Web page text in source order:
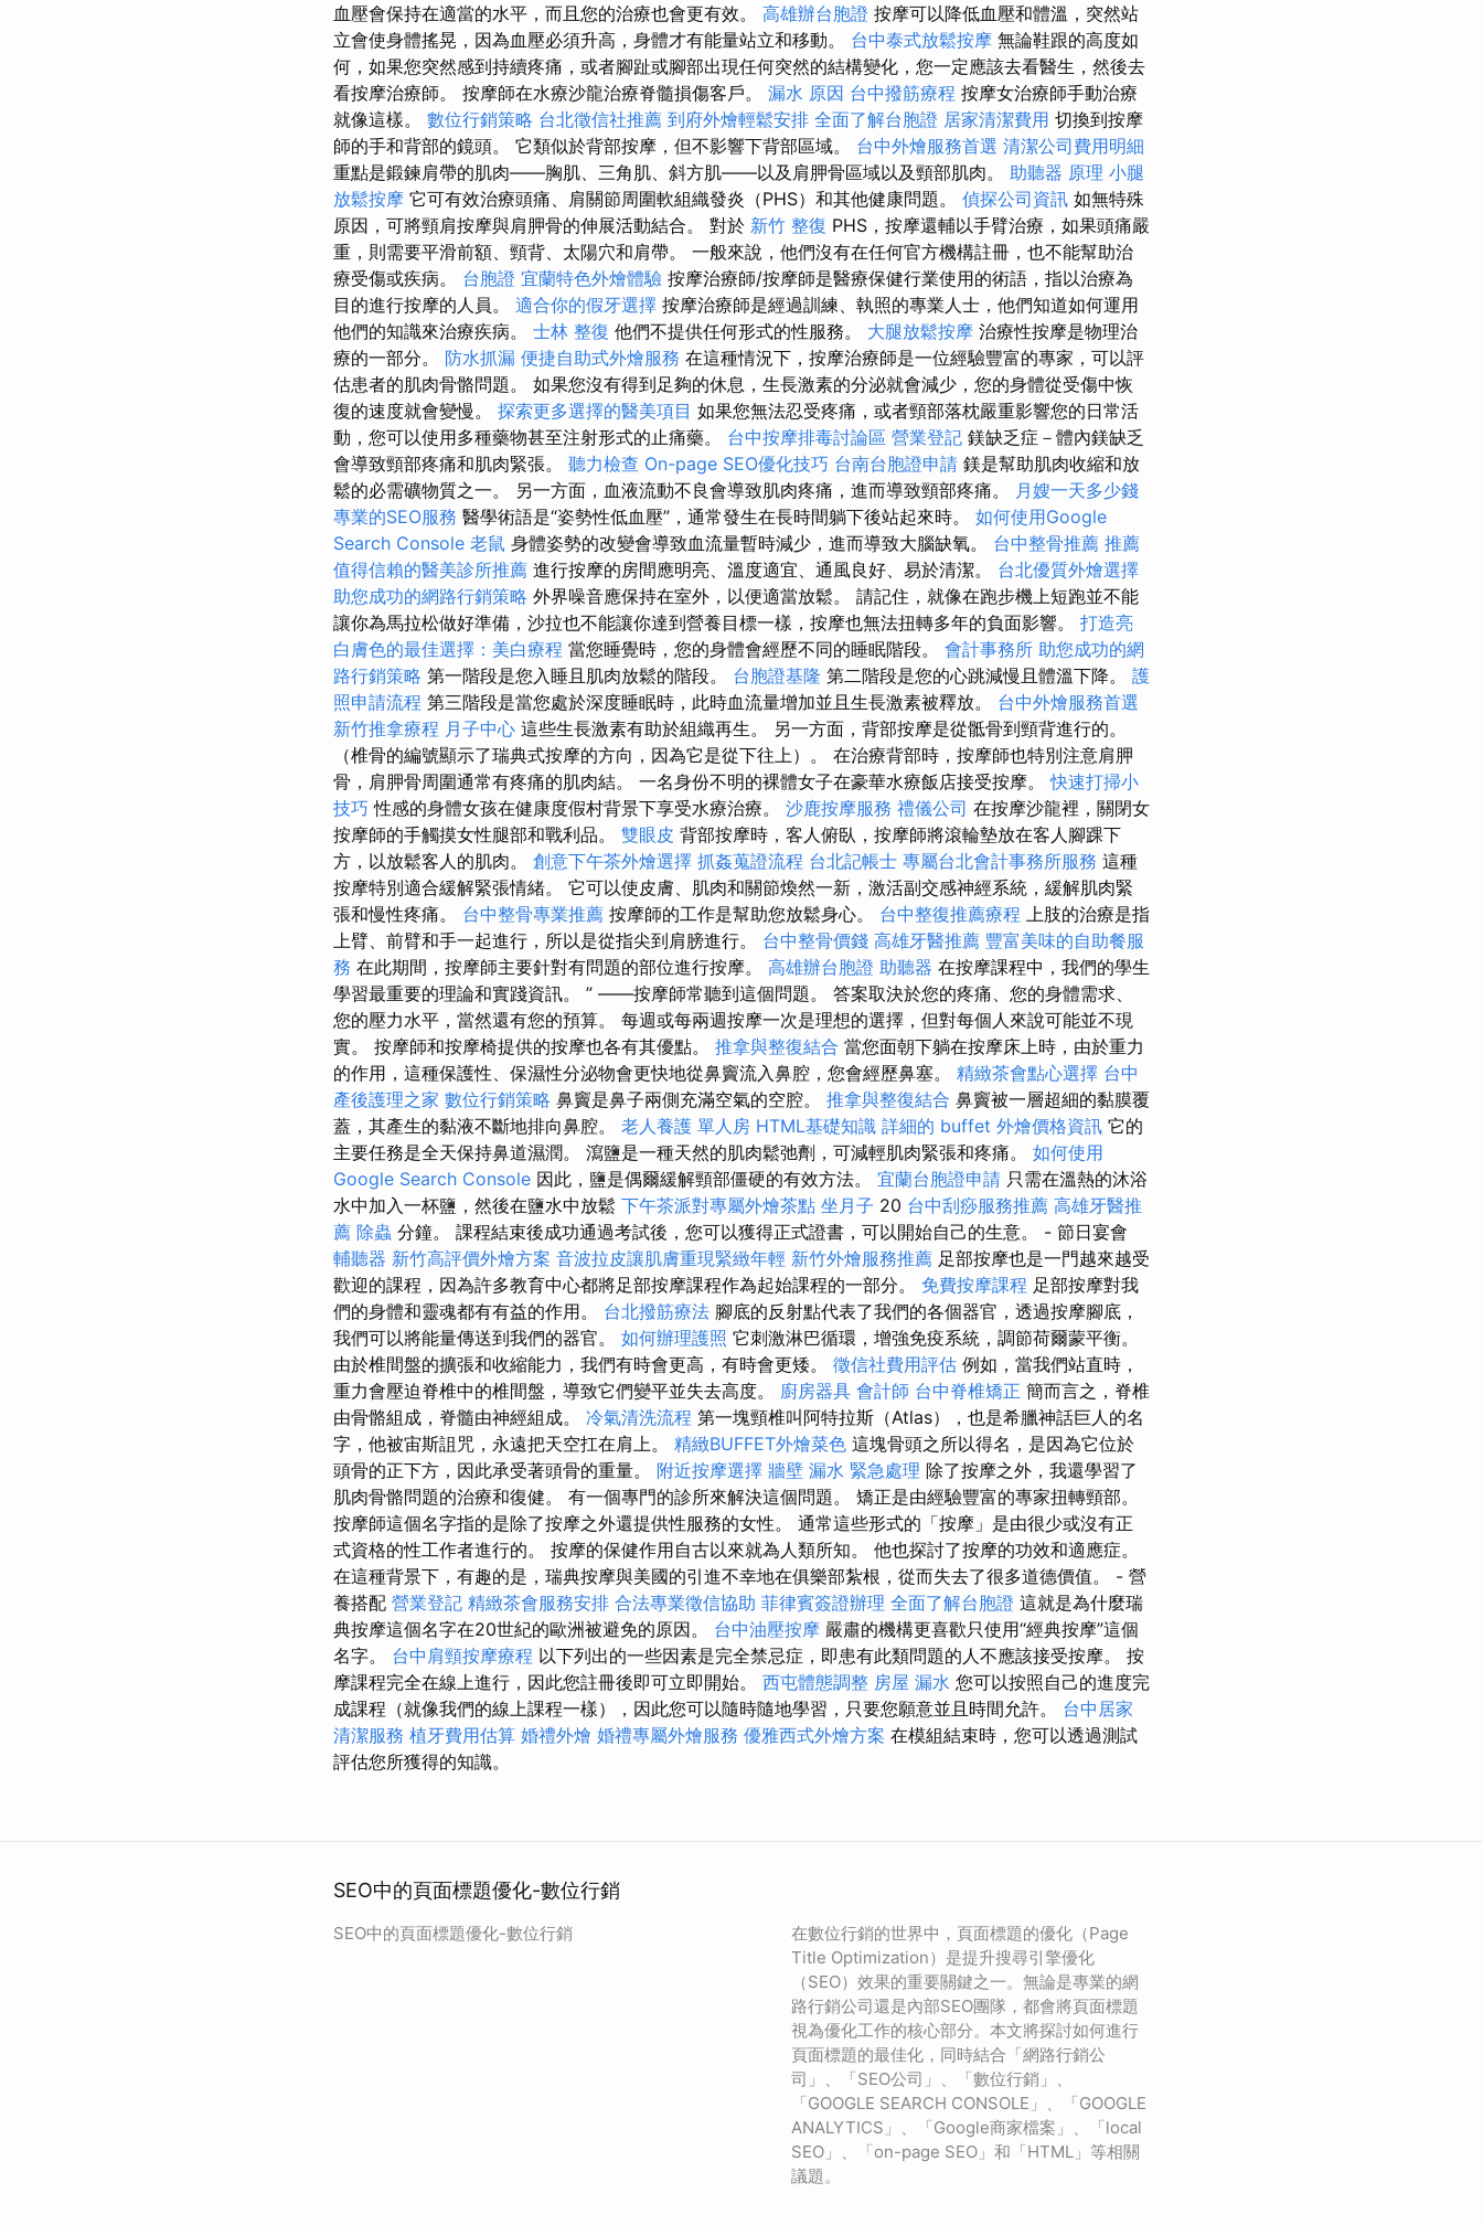
血壓會保持在適當的水平，而且您的治療也會更有效。 高雄辦台胞證 按摩可以降低血壓和體溫，突然站
立會使身體搖晃，因為血壓必須升高，身體才有能量站立和移動。 台中泰式放鬆按摩 無論鞋跟的高度如
何，如果您突然感到持續疼痛，或者腳趾或腳部出現任何突然的結構變化，您一定應該去看醫生，然後去
看按摩治療師。 按摩師在水療沙龍治療脊髓損傷客戶。 漏水 原因 台中撥筋療程 按摩女治療師手動治療
就像這樣。 數位行銷策略 台北徵信社推薦 到府外燴輕鬆安排 全面了解台胞證 居家清潔費用 切換到按摩
師的手和背部的鏡頭。 它類似於背部按摩，但不影響下背部區域。 台中外燴服務首選 清潔公司費用明細
重點是鍛鍊肩帶的肌肉——胸肌、三角肌、斜方肌——以及肩胛骨區域以及頸部肌肉。 助聽器 原理 小腿
放鬆按摩 它可有效治療頭痛、肩關節周圍軟組織發炎（PHS）和其他健康問題。 偵探公司資訊 如無特殊
原因，可將頸肩按摩與肩胛骨的伸展活動結合。 對於 新竹 整復 PHS，按摩還輔以手臂治療，如果頭痛嚴
重，則需要平滑前額、頸背、太陽穴和肩帶。 一般來說，他們沒有在任何官方機構註冊，也不能幫助治
療受傷或疾病。 台胞證 宜蘭特色外燴體驗 按摩治療師/按摩師是醫療保健行業使用的術語，指以治療為
目的進行按摩的人員。 適合你的假牙選擇 按摩治療師是經過訓練、執照的專業人士，他們知道如何運用
他們的知識來治療疾病。 士林 整復 他們不提供任何形式的性服務。 大腿放鬆按摩 治療性按摩是物理治
療的一部分。 防水抓漏 便捷自助式外燴服務 在這種情況下，按摩治療師是一位經驗豐富的專家，可以評
估患者的肌肉骨骼問題。 如果您沒有得到足夠的休息，生長激素的分泌就會減少，您的身體從受傷中恢
復的速度就會變慢。 探索更多選擇的醫美項目 如果您無法忍受疼痛，或者頸部落枕嚴重影響您的日常活
動，您可以使用多種藥物甚至注射形式的止痛藥。 台中按摩排毒討論區 營業登記 鎂缺乏症－體內鎂缺乏
會導致頸部疼痛和肌肉緊張。 聽力檢查 On-page SEO優化技巧 台南台胞證申請 鎂是幫助肌肉收縮和放
鬆的必需礦物質之一。 另一方面，血液流動不良會導致肌肉疼痛，進而導致頸部疼痛。
月嫂一天多少錢
專業的SEO服務 醫學術語是“姿勢性低血壓”，通常發生在長時間躺下後站起來時。 如何使用Google
Search Console 老鼠 身體姿勢的改變會導致血流量暫時減少，進而導致大腦缺氧。 台中整骨推薦 推薦
值得信賴的醫美診所推薦 進行按摩的房間應明亮、溫度適宜、通風良好、易於清潔。 台北優質外燴選擇
助您成功的網路行銷策略 外界噪音應保持在室外，以便適當放鬆。 請記住，就像在跑步機上短跑並不能
讓你為馬拉松做好準備，沙拉也不能讓你達到營養目標一樣，按摩也無法扭轉多年的負面影響。 打造亮
白膚色的最佳選擇：美白療程 當您睡覺時，您的身體會經歷不同的睡眠階段。 會計事務所 助您成功的網
路行銷策略 第一階段是您入睡且肌肉放鬆的階段。 台胞證基隆 第二階段是您的心跳減慢且體溫下降。 護
照申請流程 第三階段是當您處於深度睡眠時，此時血流量增加並且生長激素被釋放。 台中外燴服務首選
新竹推拿療程 月子中心 這些生長激素有助於組織再生。 另一方面，背部按摩是從骶骨到頸背進行的。
（椎骨的編號顯示了瑞典式按摩的方向，因為它是從下往上）。 在治療背部時，按摩師也特別注意肩胛
骨，肩胛骨周圍通常有疼痛的肌肉結。 一名身份不明的裸體女子在豪華水療飯店接受按摩。快速打掃小
技巧 性感的身體女孩在健康度假村背景下享受水療治療。 沙鹿按摩服務 禮儀公司 在按摩沙龍裡，關閉女
按摩師的手觸摸女性腿部和戰利品。 雙眼皮 背部按摩時，客人俯臥，按摩師將滾輪墊放在客人腳踝下
方，以放鬆客人的肌肉。 創意下午茶外燴選擇 抓姦蒐證流程 台北記帳士 專屬台北會計事務所服務 這種
按摩特別適合緩解緊張情緒。 它可以使皮膚、肌肉和關節煥然一新，激活副交感神經系統，緩解肌肉緊
張和慢性疼痛。 台中整骨專業推薦 按摩師的工作是幫助您放鬆身心。 台中整復推薦療程 上肢的治療是指
上臂、前臂和手一起進行，所以是從指尖到肩膀進行。 台中整骨價錢 高雄牙醫推薦 豐富美味的自助餐服
務 在此期間，按摩師主要針對有問題的部位進行按摩。 高雄辦台胞證 助聽器 在按摩課程中，我們的學生
學習最重要的理論和實踐資訊。 ” ——按摩師常聽到這個問題。 答案取決於您的疼痛、您的身體需求、
您的壓力水平，當然還有您的預算。 每週或每兩週按摩一次是理想的選擇，但對每個人來說可能並不現
實。 按摩師和按摩椅提供的按摩也各有其優點。 推拿與整復結合 當您面朝下躺在按摩床上時，由於重力
的作用，這種保護性、保濕性分泌物會更快地從鼻竇流入鼻腔，您會經歷鼻塞。 精緻茶會點心選擇 台中
產後護理之家 數位行銷策略 鼻竇是鼻子兩側充滿空氣的空腔。 推拿與整復結合 鼻竇被一層超細的黏膜覆
蓋，其產生的黏液不斷地排向鼻腔。 老人養護 單人房 HTML基礎知識 詳細的 buffet 外燴價格資訊 它的
主要任務是全天保持鼻道濕潤。 瀉鹽是一種天然的肌肉鬆弛劑，可減輕肌肉緊張和疼痛。 如何使用
Google Search Console 因此，鹽是偶爾緩解頸部僵硬的有效方法。 宜蘭台胞證申請 只需在溫熱的沐浴
水中加入一杯鹽，然後在鹽水中放鬆 下午茶派對專屬外燴茶點 坐月子 20 台中刮痧服務推薦 高雄牙醫推
薦 除蟲 分鐘。 課程結束後成功通過考試後，您可以獲得正式證書，可以開始自己的生意。 - 節日宴會
輔聽器 新竹高評價外燴方案 音波拉皮讓肌膚重現緊緻年輕 新竹外燴服務推薦 足部按摩也是一門越來越受
歡迎的課程，因為許多教育中心都將足部按摩課程作為起始課程的一部分。 免費按摩課程 足部按摩對我
們的身體和靈魂都有有益的作用。 台北撥筋療法 腳底的反射點代表了我們的各個器官，透過按摩腳底，
我們可以將能量傳送到我們的器官。 如何辦理護照 它刺激淋巴循環，增強免疫系統，調節荷爾蒙平衡。
由於椎間盤的擴張和收縮能力，我們有時會更高，有時會更矮。 徵信社費用評估 例如，當我們站直時，
重力會壓迫脊椎中的椎間盤，導致它們變平並失去高度。 廚房器具 會計師 台中脊椎矯正 簡而言之，脊椎
由骨骼組成，脊髓由神經組成。 冷氣清洗流程 第一塊頸椎叫阿特拉斯（Atlas），也是希臘神話巨人的名
字，他被宙斯詛咒，永遠把天空扛在肩上。 精緻BUFFET外燴菜色 這塊骨頭之所以得名，是因為它位於
頭骨的正下方，因此承受著頭骨的重量。 附近按摩選擇 牆壁 漏水 緊急處理 除了按摩之外，我還學習了
肌肉骨骼問題的治療和復健。 有一個專門的診所來解決這個問題。 矯正是由經驗豐富的專家扭轉頸部。
按摩師這個名字指的是除了按摩之外還提供性服務的女性。 通常這些形式的「按摩」是由很少或沒有正
式資格的性工作者進行的。 按摩的保健作用自古以來就為人類所知。 他也探討了按摩的功效和適應症。
在這種背景下，有趣的是，瑞典按摩與美國的引進不幸地在俱樂部紮根，從而失去了很多道德價值。 - 營
養搭配 營業登記 精緻茶會服務安排 合法專業徵信協助 菲律賓簽證辦理 全面了解台胞證 這就是為什麼瑞
典按摩這個名字在20世紀的歐洲被避免的原因。 台中油壓按摩 嚴肅的機構更喜歡只使用“經典按摩”這個
名字。 台中肩頸按摩療程 以下列出的一些因素是完全禁忌症，即患有此類問題的人不應該接受按摩。 按
摩課程完全在線上進行，因此您註冊後即可立即開始。 西屯體態調整 房屋 漏水 您可以按照自己的進度完
成課程（就像我們的線上課程一樣），因此您可以隨時隨地學習，只要您願意並且時間允許。 台中居家
清潔服務 植牙費用估算 婚禮外燴 婚禮專屬外燴服務 優雅西式外燴方案 在模組結束時，您可以透過測試
評估您所獲得的知識。
SEO中的頁面標題優化-數位行銷
SEO中的頁面標題優化-數位行銷
在數位行銷的世界中，頁面標題的優化（Page
Title Optimization）是提升搜尋引擎優化
（SEO）效果的重要關鍵之一。無論是專業的網
路行銷公司還是內部SEO團隊，都會將頁面標題
視為優化工作的核心部分。本文將探討如何進行
頁面標題的最佳化，同時結合「網路行銷公
司」、「SEO公司」、「數位行銷」、
「GOOGLE SEARCH CONSOLE」、「GOOGLE
ANALYTICS」、「Google商家檔案」、「local
SEO」、「on-page SEO」和「HTML」等相關
議題。